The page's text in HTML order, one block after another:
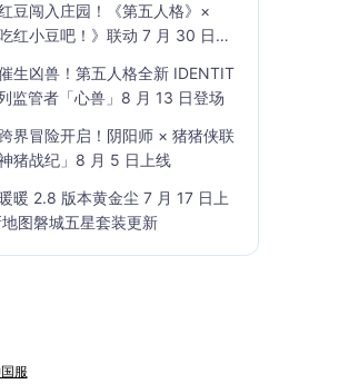
豆闯入庄园！《第五人格》×
吃红小豆吧！》联动 7 月 30 日开
生凶兽！第五人格全新 IDENTIT
监管者「心兽」8 月 13 日登场
界冒险开启！阴阳师 × 猪猪侠联
猪战纪」8 月 5 日上线
暖 2.8 版本黄金尘 7 月 17 日上
图磐城五星套装更新
服